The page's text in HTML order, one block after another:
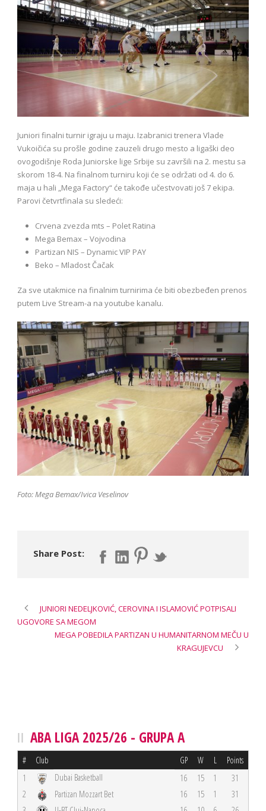
Juniori finalni turnir igraju u maju. Izabranici trenera Vlade
Vukoičića su prošle godine zauzeli drugo mesto a ligaški deo
ovogodišnje Roda Juniorske lige Srbije su završili na 2. mestu sa
skorom 18-4. Na finalnom turniru koji će se održati od 4. do 6.
maja u hali „Mega Factory“ će takođe učestvovati još 7 ekipa.
Parovi četvrtfinala su sledeći:
Crvena zvezda mts – Polet Ratina
Mega Bemax – Vojvodina
Partizan NIS – Dynamic VIP PAY
Beko – Mladost Čačak
Za sve utakmice na finalnim turnirima će biti obezbeđen prenos
putem Live Stream-a na youtube kanalu.
Foto: Mega Bemax/Ivica Veselinov
Share Post:
JUNIORI NEDELJKOVIĆ, CEROVINA I ISLAMOVIĆ POTPISALI
UGOVORE SA MEGOM
MEGA POBEDILA PARTIZAN U HUMANITARNOM MEČU U
KRAGUJEVCU
ABA LIGA 2025/26 - GRUPA A
# Club GP W L Points
1 Dubai Basketball 16 15 1
31
2
Partizan Mozzart Bet 16 15 1
31